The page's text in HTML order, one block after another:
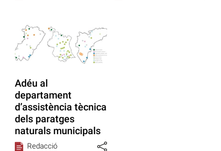
Adéu al
departament
d’assistència tècnica
dels paratges
naturals municipals
Redacció